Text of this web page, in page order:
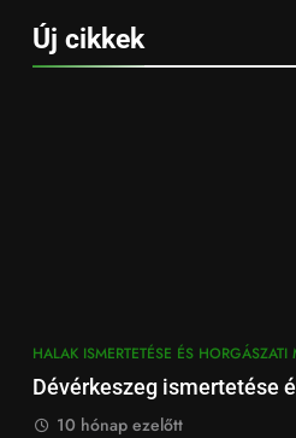
Új cikkek
HALAK ISMERTETÉSE ÉS HORGÁSZATI
Dévérkeszeg ismertetése
10 hónap ezelőtt